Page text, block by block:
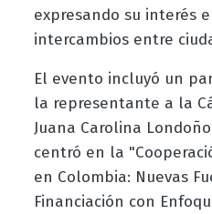
expresando su interés
intercambios entre
El evento incluyó un
la representante a la
Juana Carolina
centró en la
en Colombia: Nuevas
Financiación con